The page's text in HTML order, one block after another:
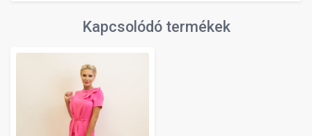
Kapcsolódó termékek